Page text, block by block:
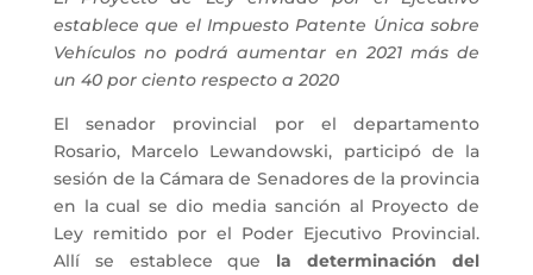
establece que el Impuesto Patente Única sobre
Vehículos no podrá aumentar en 2021 más de
un 40 por ciento respecto a 2020
El senador provincial por el departamento
Rosario, Marcelo Lewandowski, participó de la
sesión de la Cámara de Senadores de la provincia
en la cual se dio media sanción al Proyecto de
Ley remitido por el Poder Ejecutivo Provincial.
Allí se establece que la determinación del